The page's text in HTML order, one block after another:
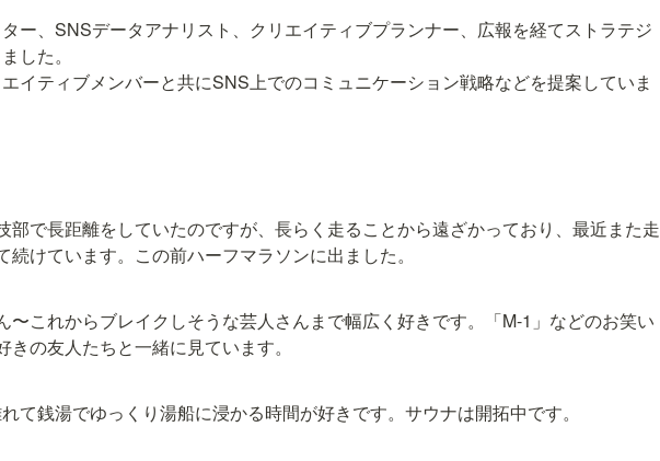
ー、SNSデータアナリスト、クリエイティブプランナー、広報を経てストラテジ
した。
イティブメンバーと共にSNS上でのコミュニケーション戦略などを提案していま
部で長距離をしていたのですが、長らく走ることから遠ざかっており、最近また走
続けています。この前ハーフマラソンに出ました。
〜これからブレイクしそうな芸人さんまで幅広く好きです。「M-1」などのお笑い
きの友人たちと一緒に見ています。
て銭湯でゆっくり湯船に浸かる時間が好きです。サウナは開拓中です。